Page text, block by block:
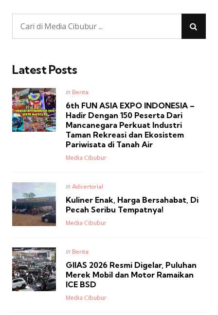
Latest Posts
Posted
in
in Berita
6th FUN ASIA EXPO INDONESIA –
Hadir Dengan 150 Peserta Dari
Mancanegara Perkuat Industri
Taman Rekreasi dan Ekosistem
Pariwisata di Tanah Air
Posted
Media Cibubur
Posted
in
in Advertorial
Kuliner Enak, Harga Bersahabat, Di
Pecah Seribu Tempatnya!
Posted
Media Cibubur
Posted
in
in Berita
GIIAS 2026 Resmi Digelar, Puluhan
Merek Mobil dan Motor Ramaikan
ICE BSD
Posted
Media Cibubur